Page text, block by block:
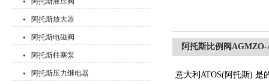
阿托斯放大器
阿托斯电磁阀
阿托斯柱塞泵
阿托斯压力继电器
阿托斯比例阀AGMZO-
意大利ATOS(阿托斯) 是